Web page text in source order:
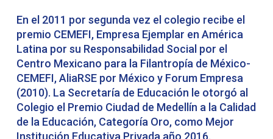
En el 2011 por segunda vez el colegio recibe el
premio CEMEFI, Empresa Ejemplar en América
Latina por su Responsabilidad Social por el
Centro Mexicano para la Filantropía de México-
CEMEFI, AliaRSE por México y Forum Empresa
(2010). La Secretaría de Educación le otorgó al
Colegio el Premio Ciudad de Medellín a la Calidad
de la Educación, Categoría Oro, como Mejor
Institución Educativa Privada año 2016.